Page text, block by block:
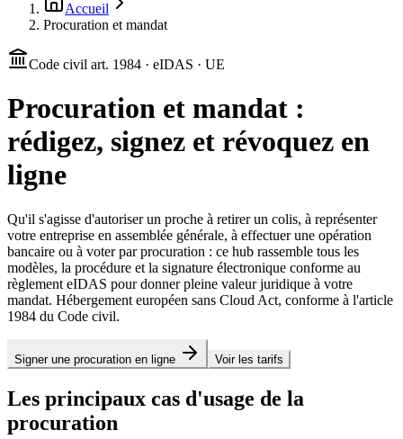
Accueil
Procuration et mandat
Code civil art. 1984 · eIDAS · UE
Procuration et mandat :
rédigez, signez et révoquez en
ligne
Qu'il s'agisse d'autoriser un proche à retirer un colis, à représenter
votre entreprise en assemblée générale, à effectuer une opération
bancaire ou à voter par procuration : ce hub rassemble tous les
modèles, la procédure et la signature électronique conforme au
règlement eIDAS pour donner pleine valeur juridique à votre
mandat. Hébergement européen sans Cloud Act, conforme à l'article
1984 du Code civil.
Signer une procuration en ligne Voir les tarifs
Les principaux cas d'usage de la
procuration